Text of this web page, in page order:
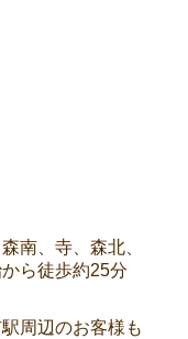
南、寺、森北、
ら徒歩約25分
周辺のお客様も